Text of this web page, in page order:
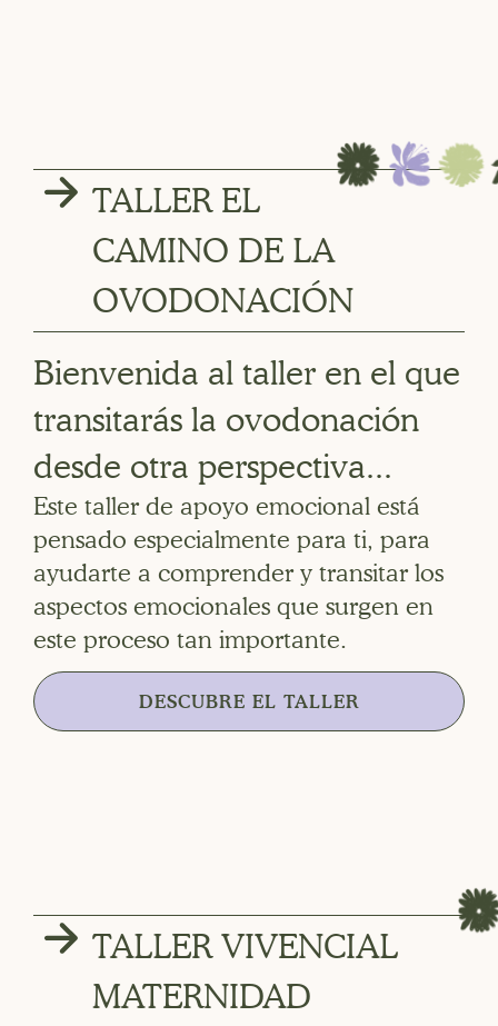
TALLER EL
CAMINO DE LA
OVODONACIÓN
Bienvenida al taller en el que
transitarás la ovodonación
desde otra perspectiva...
Este taller de apoyo emocional está
pensado especialmente para ti, para
ayudarte a comprender y transitar los
aspectos emocionales que surgen en
este proceso tan importante.
DESCUBRE EL TALLER
TALLER VIVENCIAL
MATERNIDAD